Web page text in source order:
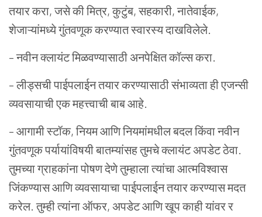
तयार करा, जसे की मित्र, कुटुंब, सहकारी, नातेवाईक,
शेजाऱ्यांमध्ये गुंतवणूक करण्यात स्वारस्य दाखविलेले.
– नवीन क्लायंट मिळवण्यासाठी अनपेक्षित कॉल्स करा.
– लीड्सची पाईपलाईन तयार करण्यासाठी संभाव्यता ही एजन्सी
व्यवसायाची एक महत्त्वाची बाब आहे.
– आगामी स्टॉक, नियम आणि नियमांमधील बदल किंवा नवीन
गुंतवणूक पर्यायांविषयी बातम्यांसह तुमचे क्लायंट अपडेट ठेवा.
तुमच्या ग्राहकांना पोषण देणे तुम्हाला त्यांचा आत्मविश्वास
जिंकण्यास आणि व्यवसायाचा पाईपलाईन तयार करण्यास मदत
करेल. तुम्ही त्यांना ऑफर, अपडेट आणिखूप काही यांवरर